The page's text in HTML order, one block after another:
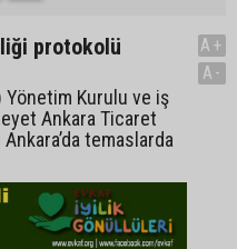
protokolü
Yönetim Kurulu ve iş
Ankara Ticaret
temaslarda
A+
A-